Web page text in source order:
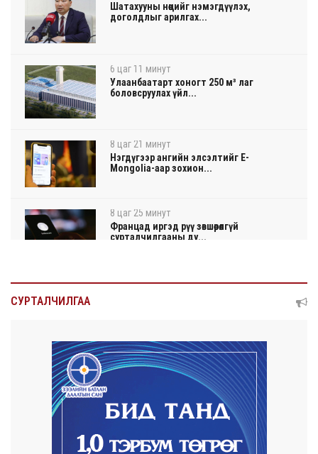
Шатахууны нөөцийг нэмэгдүүлэх,
доголдлыг арилгах...
6 цаг 11 минут
Улаанбаатарт хоногт 250 м³ лаг
боловсруулах үйл...
8 цаг 21 минут
Нэгдүгээр ангийн элсэлтийг E-
Mongolia-аар зохион...
8 цаг 25 минут
Францад иргэд рүү зөвшөөрөлгүй
сурталчилгааны ду...
8 цаг 29 минут
8 цаг 32 минут
Автомашины улсын дугаар сондгой
Улаанбаатарт өдөртөө 30 хэм дулаан
СУРТАЛЧИЛГАА